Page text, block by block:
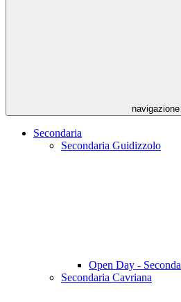
navigazione
Secondaria
Secondaria Guidizzolo
Open Day -
Secondaria Cavriana